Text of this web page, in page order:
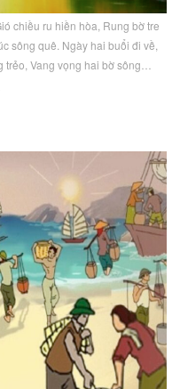
chiều ru hiền hòa, Rung bờ tre
sông quê. Ngày hai buổi đi về,
Vang vọng hai bờ sông…